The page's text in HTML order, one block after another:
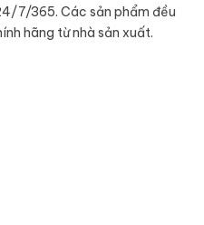
7/365. Các sản phẩm đều
hãng từ nhà sản xuất.